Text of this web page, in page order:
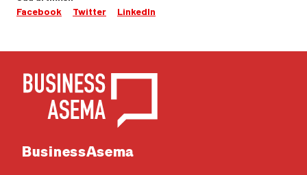
Facebook
Twitter LinkedIn
YHTEYS­TIE­DOT
Business­Asema